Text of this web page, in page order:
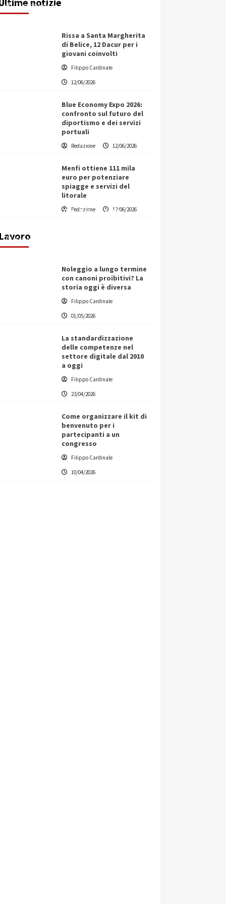
Filippo Cardinale
Rissa a Santa Margherita
di Belice, 12 Dacur per i
giovani coinvolti
Filippo Cardinale
12/06/2026
Blue Economy Expo 2026:
confronto sul futuro del
diportismo e dei servizi
portuali
Redazione 12/06/2026
Menfi ottiene 111 mila
euro per potenziare
spiagge e servizi del
litorale
Redazione 12/06/2026
Lavoro
Vino in Italia: il giro d’affari
contribuisce all’1,1% del PIL
Filippo Cardinale
Noleggio a lungo termine
con canoni proibitivi? La
storia oggi è diversa
Filippo Cardinale
01/05/2026
La standardizzazione
delle competenze nel
settore digitale dal 2010
a oggi
Filippo Cardinale
23/04/2026
Come organizzare il kit di
benvenuto per i
partecipanti a un
congresso
Filippo Cardinale
10/04/2026